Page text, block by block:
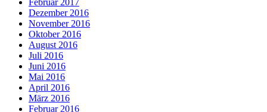
Dezember 2016
November 2016
Oktober 2016
August 2016
Juli 2016
Juni 2016
Mai 2016
April 2016
März 2016
Februar 2016